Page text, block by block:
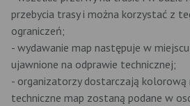
przebycia trasy i można korzystać z
ograniczeń;
- wydawanie map następuje w
ujawnione na odprawie technicznej;
- organizatorzy dostarczają kolorową
techniczne map zostaną podane w